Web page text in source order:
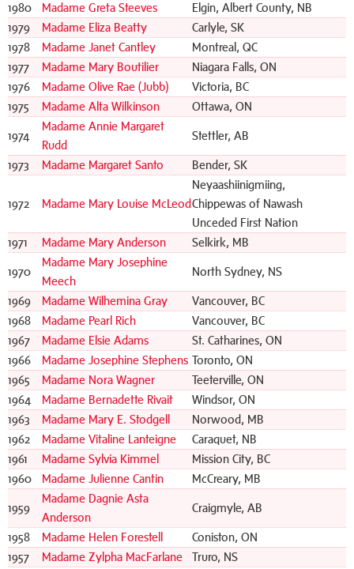
1980
Madame Greta Steeves
Elgin, Albert County, NB
1979
Madame Eliza Beatty
Carlyle, SK
1978
Madame Janet Cantley
Montreal, QC
1977
Madame Mary Boutilier
Niagara Falls, ON
1976
Madame Olive Rae (Jubb)
Victoria, BC
1975
Madame Alta Wilkinson Ottawa, ON
1974
Madame Annie Margaret
Rudd
Stettler, AB
1973 Madame Margaret Santo Bender, SK
1972 Madame Mary Louise McLeod
Neyaashiinigmiing,
Chippewas of Nawash
Unceded First Nation
1971
Madame Mary Anderson Selkirk, MB
1970
Madame Mary Josephine
Meech
North Sydney, NS
1969 Madame Wilhemina Gray
Vancouver, BC
1968
Madame Pearl Rich
Vancouver, BC
1967
Madame Elsie Adams
St. Catharines, ON
1966
Madame Josephine Stephens Toronto, ON
1965
Madame Nora Wagner
Teeterville, ON
1964
Madame Bernadette Rivait
Windsor, ON
1963
Madame Mary E. Stodgell
Norwood, MB
1962
Madame Vitaline Lanteigne
Caraquet, NB
1961
Madame Sylvia Kimmel
Mission City, BC
1960
Madame Julienne Cantin McCreary, MB
1959
Madame Dagnie Asta
Anderson
Craigmyle, AB
1958 Madame Helen Forestell
Coniston, ON
1957
Madame Zylpha MacFarlane Truro, NS